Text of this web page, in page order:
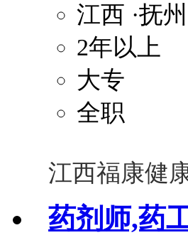
江西 ·抚州
2年以上
大专
全职
江西福康健
药剂师,药